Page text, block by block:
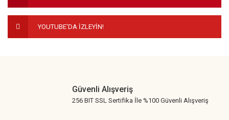
YOUTUBE'DA İZLEYİN!
Güvenli Alışveriş
256 BIT SSL Sertifika İle %100 Güvenli Alışveriş